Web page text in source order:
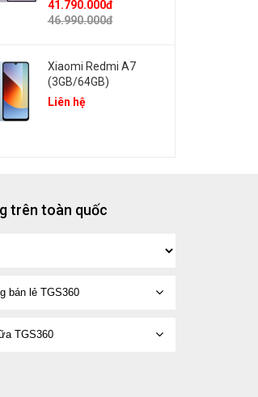
41.790.000đ
46.990.000đ
Xiaomi Redmi A7
(3GB/64GB)
Liên hệ
trên toàn quốc
bán lẻ TGS360
TGS360